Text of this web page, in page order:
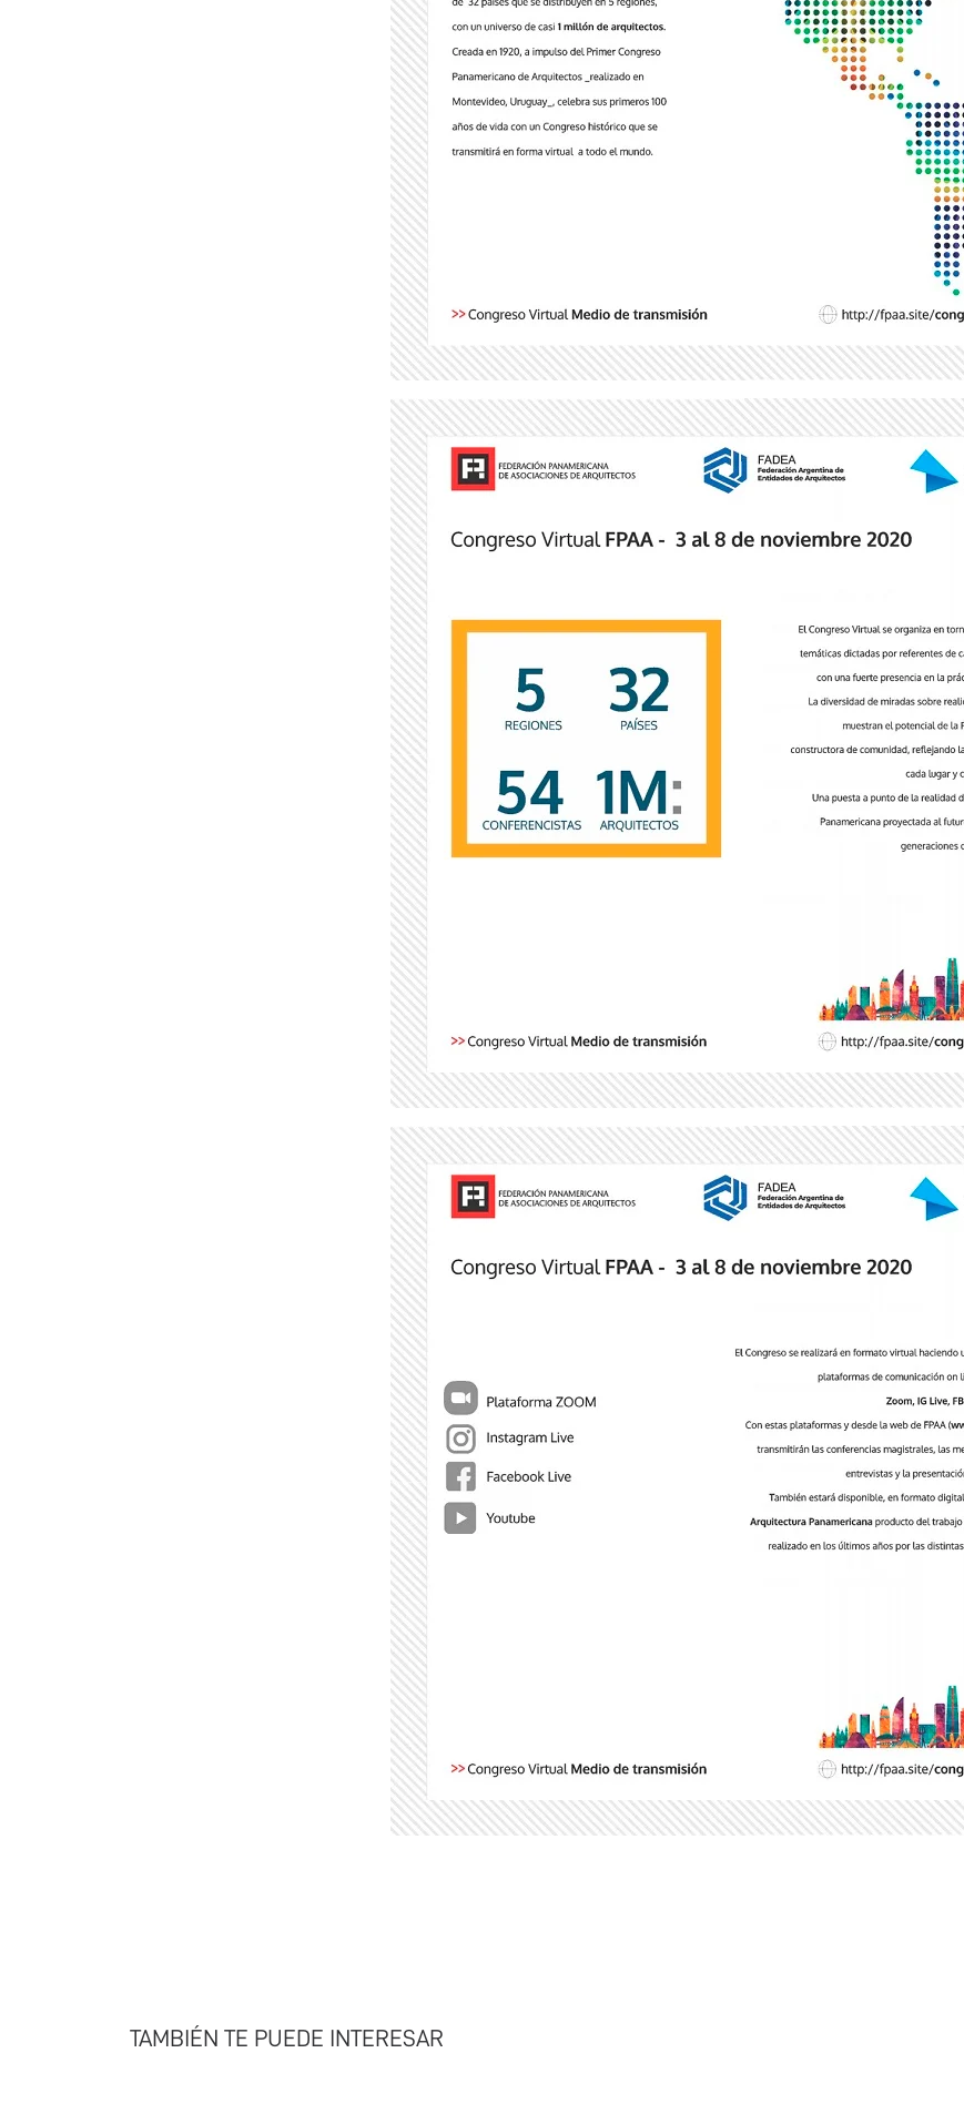
TAMBIÉN TE PUEDE INTERESAR